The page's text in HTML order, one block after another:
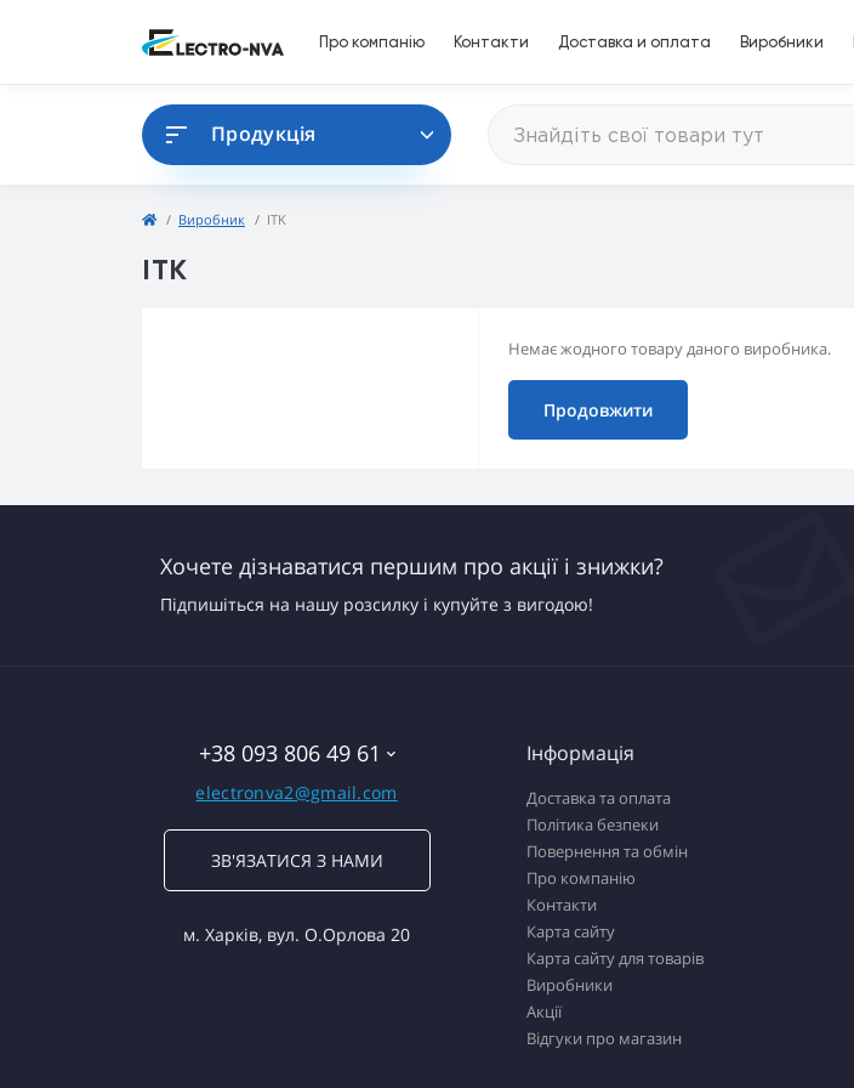
Про компанію Контакти Доставка и оплата Виробники
Продукція
Виробник ITK
ITK
Немає жодного товару даного виробника.
Продовжити
Хочете дізнаватися першим про акції і знижки?
Підпишіться на нашу розсилку і купуйте з вигодою!
+38 093 806 49 61
electronva2@gmail.com
ЗВ'ЯЗАТИСЯ З НАМИ
м. Харків, вул. О.Орлова 20
Інформація
Доставка та оплата
Політика безпеки
Повернення та обмін
Про компанію
Контакти
Карта сайту
Карта сайту для товарів
Виробники
Акції
Відгуки про магазин